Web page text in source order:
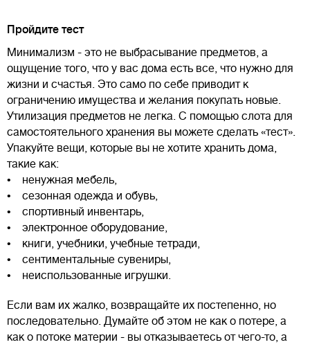
Пройдите тест
Минимализм - это не выбрасывание предметов, а
ощущение того, что у вас дома есть все, что нужно для
жизни и счастья. Это само по себе приводит к
ограничению имущества и желания покупать новые.
Утилизация предметов не легка. С помощью слота для
самостоятельного хранения вы можете сделать «тест».
Упакуйте вещи, которые вы не хотите хранить дома,
такие как:
• ненужная мебель,
• сезонная одежда и обувь,
• спортивный инвентарь,
• электронное оборудование,
• книги, учебники, учебные тетради,
• сентиментальные сувениры,
• неиспользованные игрушки.
Если вам их жалко, возвращайте их постепенно, но
последовательно. Думайте об этом не как о потере, а
как о потоке материи - вы отказываетесь от чего-то, а